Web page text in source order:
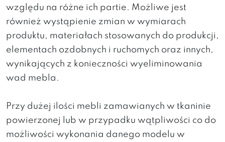
względu na różne ich partie. Możliwe jest
również wystąpienie zmian w wymiarach
produktu, materiałach stosowanych do produkcji,
elementach ozdobnych i ruchomych oraz innych,
wynikających z konieczności wyeliminowania
wad mebla.
Przy dużej ilości mebli zamawianych w tkaninie
powierzonej lub w przypadku wątpliwości co do
możliwości wykonania danego modelu w